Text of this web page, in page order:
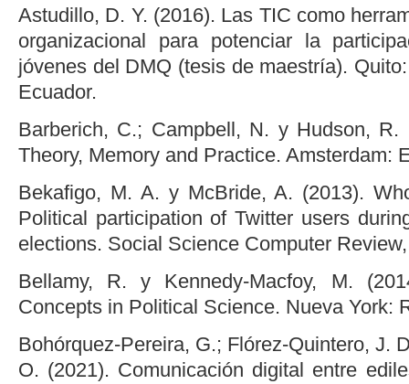
Astudillo, D. Y. (2016). Las TIC como
organizacional para potenciar la
jóvenes del DMQ (tesis de maestría).
Ecuador.
Barberich, C.; Campbell, N. y Hudson, R.
Theory, Memory and Practice. Amsterdam:
Bekafigo, M. A. y McBride, A. (2013).
Political participation of Twitter users
elections. Social Science Computer
Bellamy, R. y Kennedy-Macfoy, M.
Concepts in Political Science. Nueva York:
Bohórquez-Pereira, G.; Flórez-Quintero, J.
O. (2021). Comunicación digital entre